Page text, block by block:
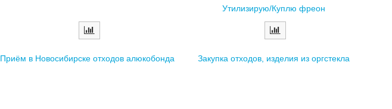
Утилизирую/Куплю фреон
Приём в Новосибирске отходов алюкобонда Закупка отходов, изделия из оргстекла